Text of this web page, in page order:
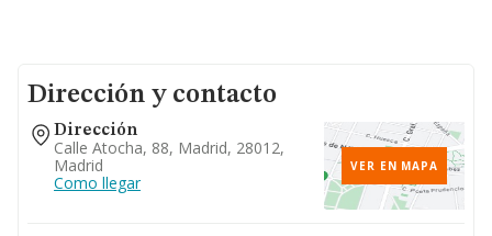
Dirección y contacto
Dirección
Calle Atocha, 88, Madrid, 28012,
Madrid
Como llegar
VER EN MAPA